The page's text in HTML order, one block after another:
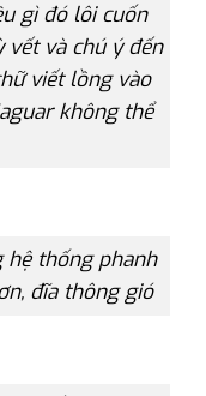
gì đó lôi cuốn
vết và chú ý đến
viết lồng vào
không thể
hệ thống phanh
đĩa thông gió